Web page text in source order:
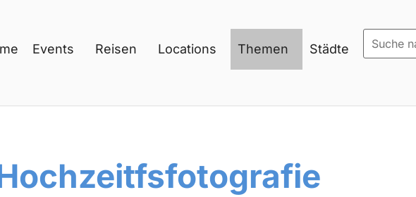
Events Reisen Locations Themen Städte